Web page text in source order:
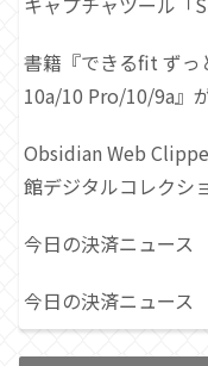
書籍『できるfit ず
10a/10 Pro/10/9a』
Obsidian Web
館デジタルコレクシ
今日の決済ニュース
今日の決済ニュース